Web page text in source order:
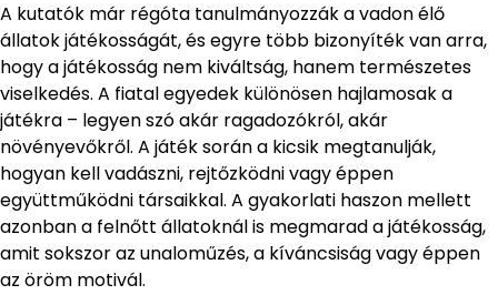
A kutatók már régóta tanulmányozzák a vadon élő
állatok játékosságát, és egyre több bizonyíték van arra,
hogy a játékosság nem kiváltság, hanem természetes
viselkedés. A fiatal egyedek különösen hajlamosak a
játékra – legyen szó akár ragadozókról, akár
növényevőkről. A játék során a kicsik megtanulják,
hogyan kell vadászni, rejtőzködni vagy éppen
együttműködni társaikkal. A gyakorlati haszon mellett
azonban a felnőtt állatoknál is megmarad a játékosság,
amit sokszor az unaloműzés, a kíváncsiság vagy éppen
az öröm motivál.